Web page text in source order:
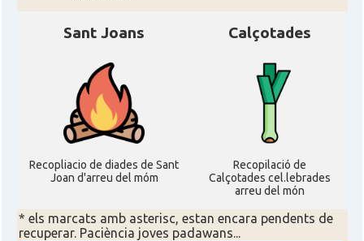
Sant Joans
Recopliacio de diades de Sant
Joan d'arreu del móm
Calçotades
Recopilació de
Calçotades cel.lebrades
arreu del món
* els marcats amb asterisc, estan encara pendents de
recuperar. Paciència joves padawans...